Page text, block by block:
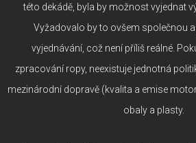
této dekádě, byla by možnost vyjednat
Vyžadovalo by to ovšem společnou
vyjednávání, což není příliš reálné.
zpracování ropy, neexistuje jednotná
mezinárodní dopravě (kvalita a emise
obaly a plasty.